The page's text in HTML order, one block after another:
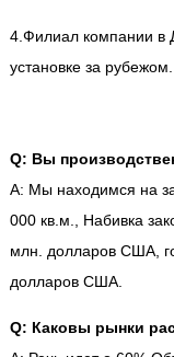
4.Филиал компании в
установке за рубежом.
Q: Вы
A: Мы находимся на
000 кв.м., Набивка
млн. долларов США,
долларов США.
Q: Каковы рынки